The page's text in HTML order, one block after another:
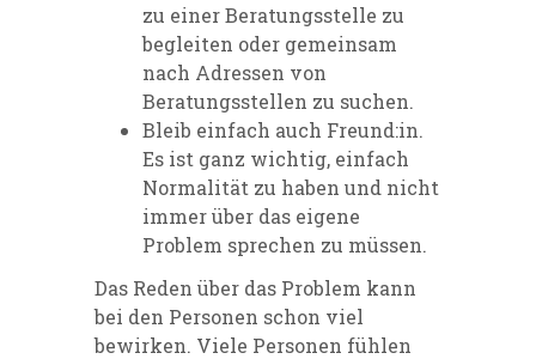
zu einer Beratungsstelle zu
begleiten oder gemeinsam
nach Adressen von
Beratungsstellen zu suchen.
Bleib einfach auch Freund:in.
Es ist ganz wichtig, einfach
Normalität zu haben und nicht
immer über das eigene
Problem sprechen zu müssen.
Das Reden über das Problem kann
bei den Personen schon viel
bewirken. Viele Personen fühlen